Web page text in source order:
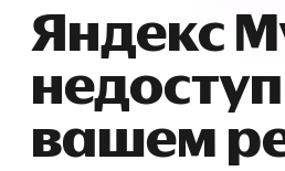
Яндекс
вашем